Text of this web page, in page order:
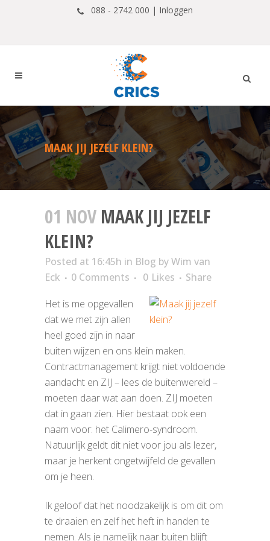
088 - 2742 000 | Inloggen
MAAK JIJ JEZELF KLEIN?
01 NOV MAAK JIJ JEZELF
KLEIN?
Posted at 16:45h in Blog byWim van
Eck
0 Comments 0 Likes
Share
Het is me opgevallen
dat we met zijn allen
heel goed zijn in naar
buiten wijzen en ons klein maken.
Contractmanagement krijgt niet voldoende
aandacht en ZIJ – lees de buitenwereld –
moeten daar wat aan doen. ZIJ moeten
dat in gaan zien. Hier bestaat ook een
naam voor: het Calimero-syndroom.
Natuurlijk geldt dit niet voor jou als lezer,
maar je herkent ongetwijfeld de gevallen
om je heen.
Ik geloof dat het noodzakelijk is om dit om
te draaien en zelf het heft in handen te
nemen. Als je namelijk naar buiten blijft